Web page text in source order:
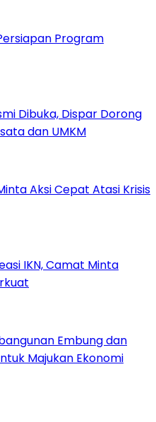
Program
Dibuka, Dispar Dorong
dan UMKM
Aksi Cepat Atasi Krisis
IKN, Camat Minta
Embung dan
Majukan Ekonomi